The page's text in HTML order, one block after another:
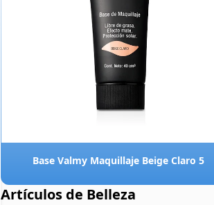
Base Valmy Maquillaje Beige Claro 5
Artículos de Belleza